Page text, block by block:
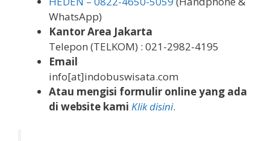
WhatsApp)
Kantor Area Jakarta
Telepon (TELKOM) : 021-2982-4195
Email
info[at]indobuswisata.com
Atau mengisi formulir online yang ada
di website kami Klik disini.